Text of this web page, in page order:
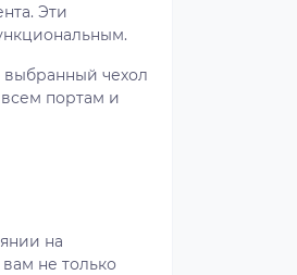
Эти
выбранный чехол
портам и
на
не только